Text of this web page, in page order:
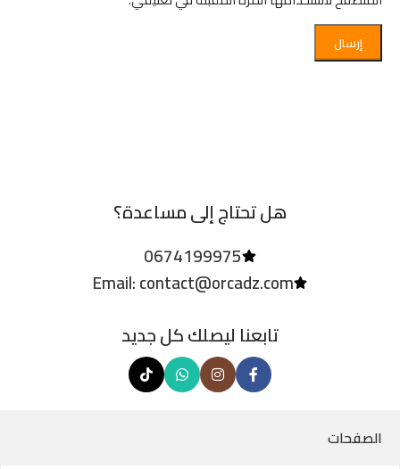
هل تحتاج إلى مساعدة؟
0674199975
Email: contact@orcadz.com
تابعنا ليصلك كل جديد
الصفحات